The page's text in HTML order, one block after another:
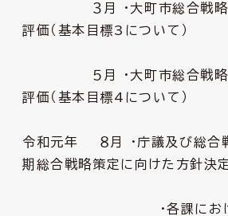
３月 ・大町市総合戦略推
評価（基本目標3について）
５月 ・大町市総合戦略推
評価（基本目標4について）
令和元年 ８月 ・庁議及び総合
期総合戦略策定に向けた方針決
・各課における総